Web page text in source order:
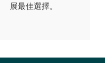
展最佳選擇。